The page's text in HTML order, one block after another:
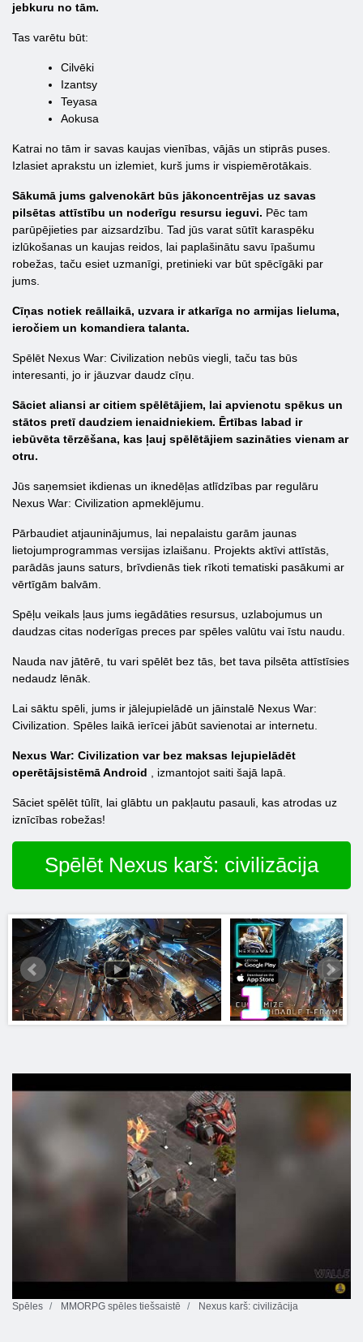
jebkuru no tām.
Tas varētu būt:
Cilvēki
Izantsy
Teyasa
Aokusa
Katrai no tām ir savas kaujas vienības, vājās un stiprās puses.
Izlasiet aprakstu un izlemiet, kurš jums ir vispiemērotākais.
Sākumā jums galvenokārt būs jākoncentrējas uz savas
pilsētas attīstību un noderīgu resursu ieguvi. Pēc tam
parūpējieties par aizsardzību. Tad jūs varat sūtīt karaspēku
izlūkošanas un kaujas reidos, lai paplašinātu savu īpašumu
robežas, taču esiet uzmanīgi, pretinieki var būt spēcīgāki par
jums.
Cīņas notiek reāllaikā, uzvara ir atkarīga no armijas lieluma,
ieročiem un komandiera talanta.
Spēlēt Nexus War: Civilization nebūs viegli, taču tas būs
interesanti, jo ir jāuzvar daudz cīņu.
Sāciet aliansi ar citiem spēlētājiem, lai apvienotu spēkus un
stātos pretī daudziem ienaidniekiem. Ērtības labad ir
iebūvēta tērzēšana, kas ļauj spēlētājiem sazināties vienam ar
otru.
Jūs saņemsiet ikdienas un iknedēļas atlīdzības par regulāru
Nexus War: Civilization apmeklējumu.
Pārbaudiet atjauninājumus, lai nepalaistu garām jaunas
lietojumprogrammas versijas izlaišanu. Projekts aktīvi attīstās,
parādās jauns saturs, brīvdienās tiek rīkoti tematiski pasākumi ar
vērtīgām balvām.
Spēļu veikals ļaus jums iegādāties resursus, uzlabojumus un
daudzas citas noderīgas preces par spēles valūtu vai īstu naudu.
Nauda nav jātērē, tu vari spēlēt bez tās, bet tava pilsēta attīstīsies
nedaudz lēnāk.
Lai sāktu spēli, jums ir jālejupielādē un jāinstalē Nexus War:
Civilization. Spēles laikā ierīcei jābūt savienotai ar internetu.
Nexus War: Civilization var bez maksas lejupielādēt
operētājsistēmā Android
, izmantojot saiti šajā lapā.
Sāciet spēlēt tūlīt, lai glābtu un pakļautu pasauli, kas atrodas uz
iznīcības robežas!
Spēlēt Nexus karš: civilizācija
Spēles MMORPG spēles tiešsaistē Nexus karš: civilizācija